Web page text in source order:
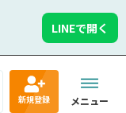
LINEで開く
新規登録 メニュー